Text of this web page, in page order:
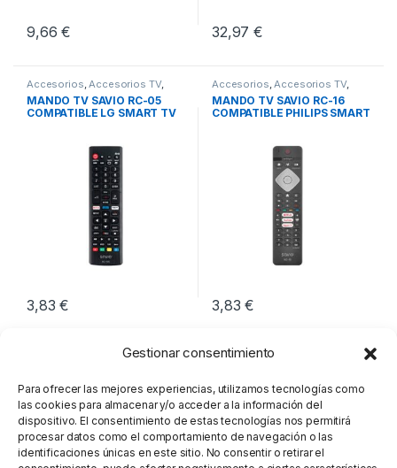
Gestionar consentimiento
Para ofrecer las mejores experiencias, utilizamos tecnologías como
las cookies para almacenar y/o acceder a la información del
dispositivo. El consentimiento de estas tecnologías nos permitirá
procesar datos como el comportamiento de navegación o las
identificaciones únicas en este sitio. No consentir o retirar el
9,66€ 32,97€
Accesorios,Accesorios TV,
Imagen y Sonido
MANDO TV SAVIO RC-05
COMPATIBLE LG SMART TV
3,83€
Accesorios,Accesorios TV,
Imagen y Sonido
MANDO TV SAVIO RC-16
COMPATIBLE PHILIPS SMART
3,83€